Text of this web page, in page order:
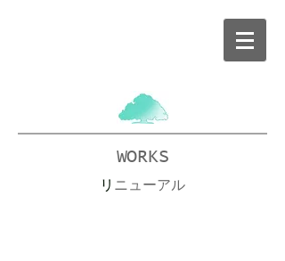
WORKS
リ ニューアル